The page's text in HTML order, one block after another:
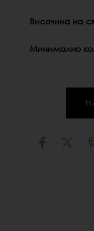
Височина на
Минимално